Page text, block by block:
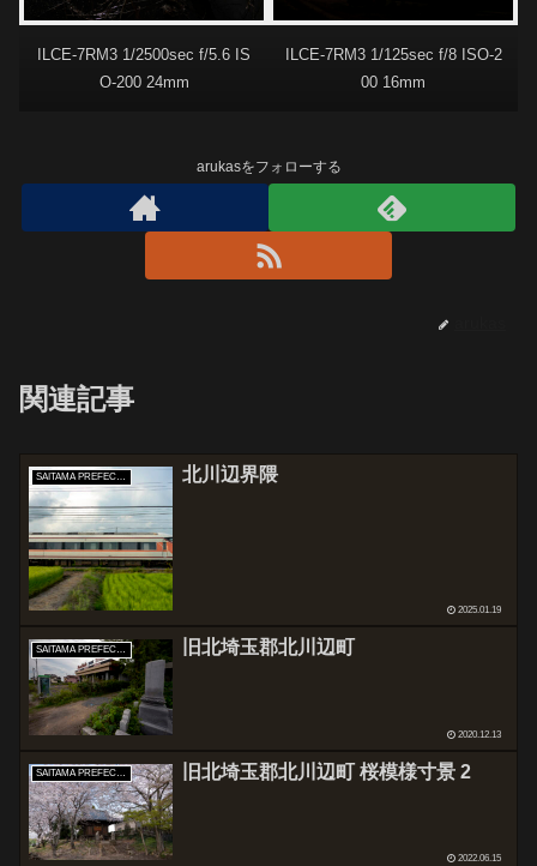
ILCE-7RM3 1/2500sec f/5.6 IS
O-200 24mm
ILCE-7RM3 1/125sec f/8 ISO-2
00 16mm
arukasをフォローする
関連記事
SAITAMA PREFECTURE 北川辺界隈
2025.01.19
SAITAMA PREFECTURE 旧北埼玉郡北川辺町
2020.12.13
SAITAMA PREFECTURE 旧北埼玉郡北川辺町 桜模様寸景 2
2022.06.15